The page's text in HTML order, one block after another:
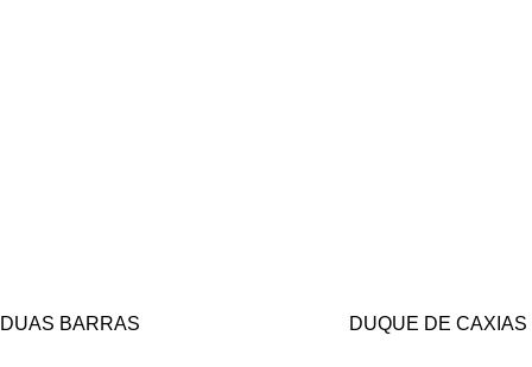
DUAS BARRAS DUQUE DE CAXIAS